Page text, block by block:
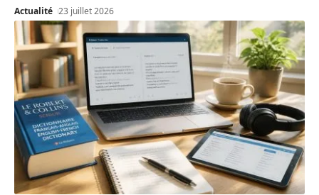
Actualité 23 juillet 2026